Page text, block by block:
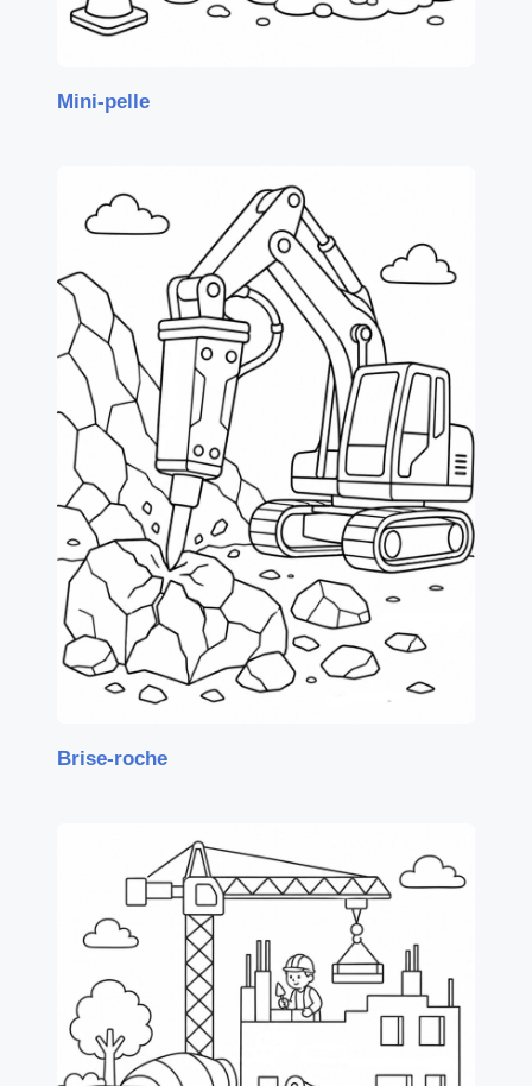
Mini-pelle
Brise-roche